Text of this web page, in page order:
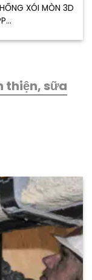
XÓI MÒN 3D
thiện, sữa